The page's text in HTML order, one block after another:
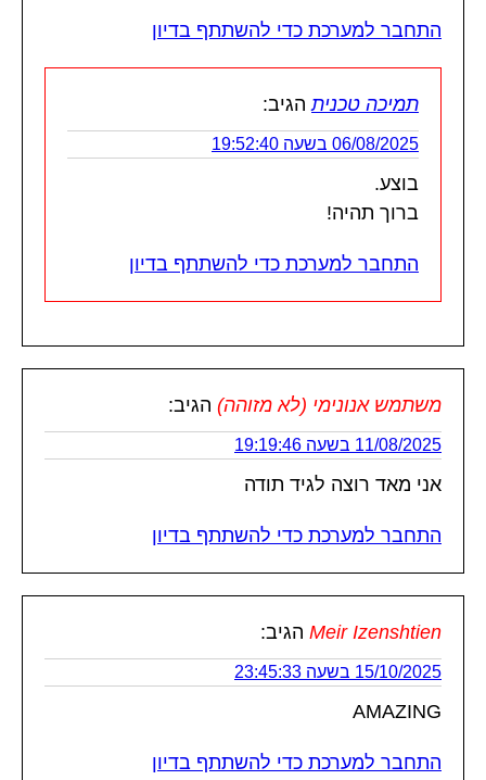
התחבר למערכת כדי להשתתף בדיון
תמיכה טכנית הגיב:
06/08/2025 בשעה 19:52:40
בוצע.
ברוך תהיה!
התחבר למערכת כדי להשתתף בדיון
משתמש אנונימי (לא מזוהה) הגיב:
11/08/2025 בשעה 19:19:46
אני מאד רוצה לגיד תודה
התחבר למערכת כדי להשתתף בדיון
Meir Izenshtien הגיב:
15/10/2025 בשעה 23:45:33
AMAZING
התחבר למערכת כדי להשתתף בדיון